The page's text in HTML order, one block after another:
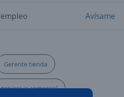
Avísame
Gerente tienda
a comercial